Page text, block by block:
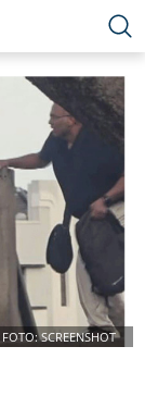
FOTO: SCREENSHOT